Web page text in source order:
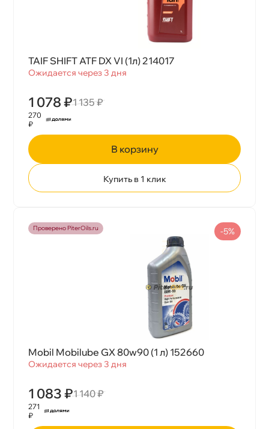
TAIF SHIFT ATF DX VI (1л) 214017
Ожидается через 3 дня
1 078 ₽1 135 ₽
270
₽
корзину
Купить в 1 клик
Проверено PiterOils.ru
Mobil Mobilube GX 80w90 (1 л) 152660
Ожидается через 3 дня
1 083 ₽1 140 ₽
-5%
271
₽